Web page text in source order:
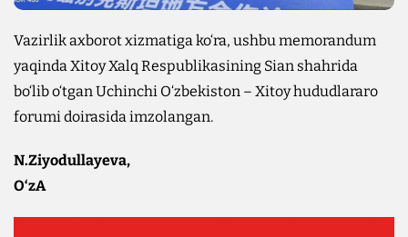
Vazirlik axborot xizmatiga ko‘ra, ushbu memorandum
yaqinda Xitoy Xalq Respublikasining Sian shahrida
bo‘lib o‘tgan Uchinchi O‘zbekiston – Xitoy hududlararo
forumi doirasida imzolangan.
N.Ziyodullayeva,
O‘zA